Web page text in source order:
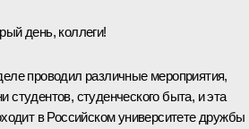
день, коллеги!
проводил различные мероприятия,
студентов, студенческого быта, и эта
в Российском университете дружбы